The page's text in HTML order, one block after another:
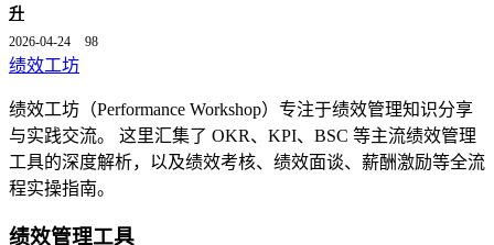
升
2026-04-24 98
绩效工坊
绩效工坊（Performance Workshop）专注于绩效管理知识分享
与实践交流。 这里汇集了 OKR、KPI、BSC 等主流绩效管理
工具的深度解析，以及绩效考核、绩效面谈、薪酬激励等全流
程实操指南。
绩效管理工具